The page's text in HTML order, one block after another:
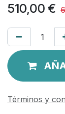
510,00 €
Términos y